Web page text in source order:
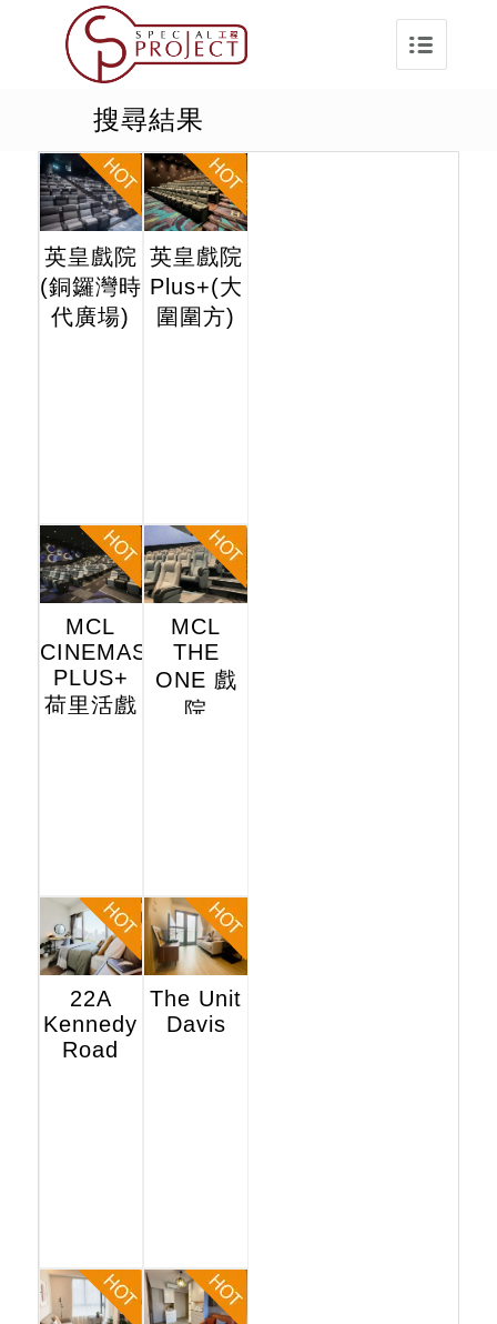
搜尋結果
英皇戲院
(銅鑼灣時
代廣場)
英皇戲院
Plus+(大
圍圍方)
MCL
CINEMAS
PLUS+
荷里活戲
MCL
THE
ONE 戲
院
22A
Kennedy
Road
The Unit
Davis